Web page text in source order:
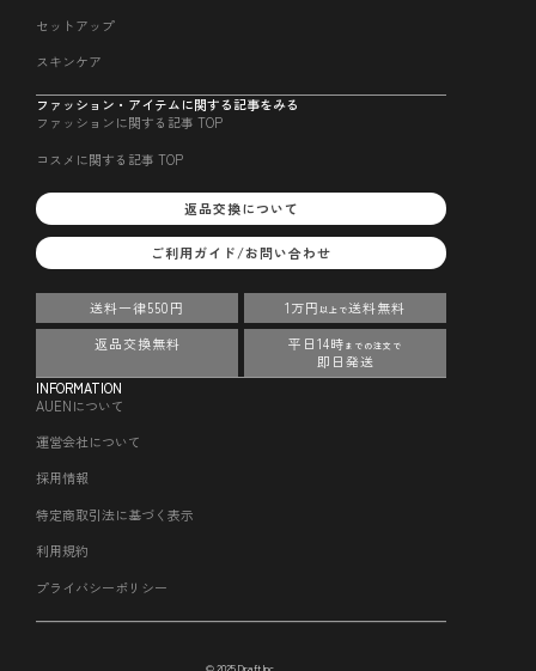
セットアップ
スキンケア
ファッション・アイテムに関する記事をみる
ファッションに関する記事 TOP
コスメに関する記事 TOP
返品交換について
ご利用ガイド/お問い合わせ
送料一律550円 1万円 以上で送料無料
返品交換無料
平日14時 までの注文で
即日発送
INFORMATION
AUENについて
運営会社について
採用情報
特定商取引法に基づく表示
利用規約
プライバシーポリシー
© 2025 Draft Inc.